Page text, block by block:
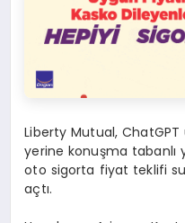
Liberty Mutual,
yerine konuşma tabanlı
oto sigorta fiyat teklifi
açtı.